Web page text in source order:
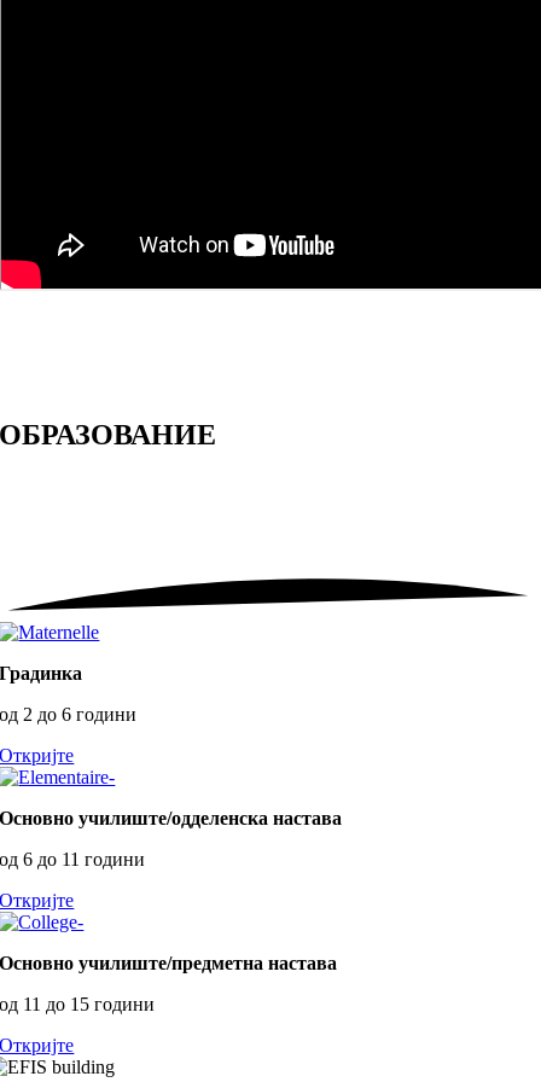
ОБРАЗОВАНИЕ
Градинка
од 2 до 6 години
Откријте
Основно училиште/одделенска настава
од 6 до 11 години
Откријте
Основно училиште/предметна настава
од 11 до 15 години
Откријте